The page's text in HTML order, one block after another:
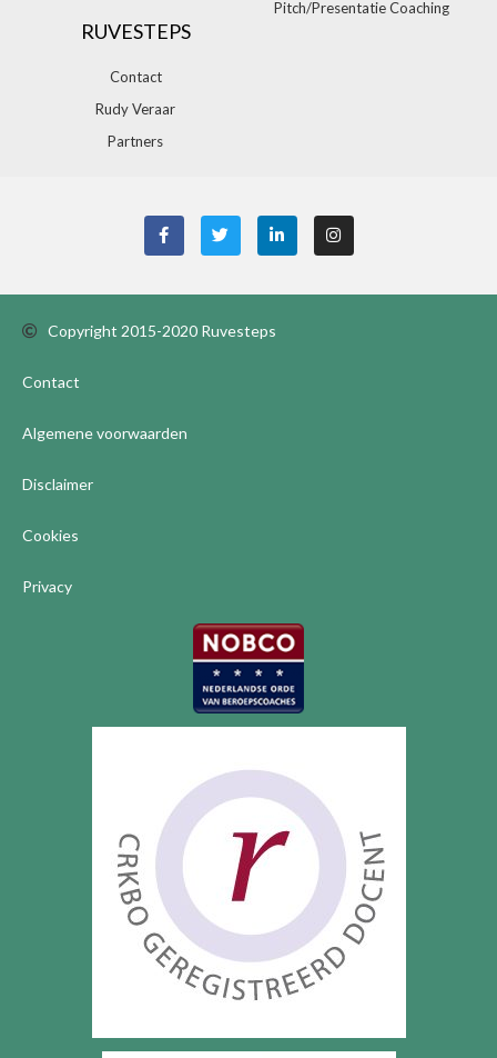
Pitch/Presentatie Coaching
RUVESTEPS
Contact
Rudy Veraar
Partners
Copyright 2015-2020 Ruvesteps
Contact
Algemene voorwaarden
Disclaimer
Cookies
Privacy